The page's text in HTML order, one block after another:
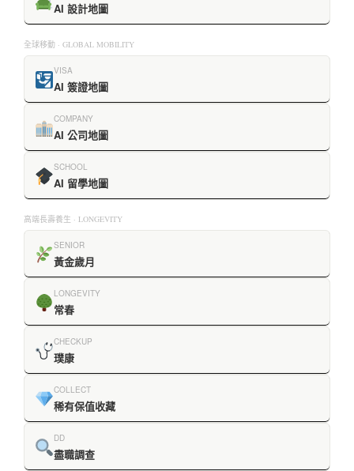
AI 設計地圖
全球移動 · GLOBAL MOBILITY
VISA
AI 簽證地圖
COMPANY
AI 公司地圖
SCHOOL
AI 留學地圖
高端長壽養生 · LONGEVITY
SENIOR
黃金歲月
LONGEVITY
常春
CHECKUP
璞康
COLLECT
稀有保值收藏
DD
盡職調查